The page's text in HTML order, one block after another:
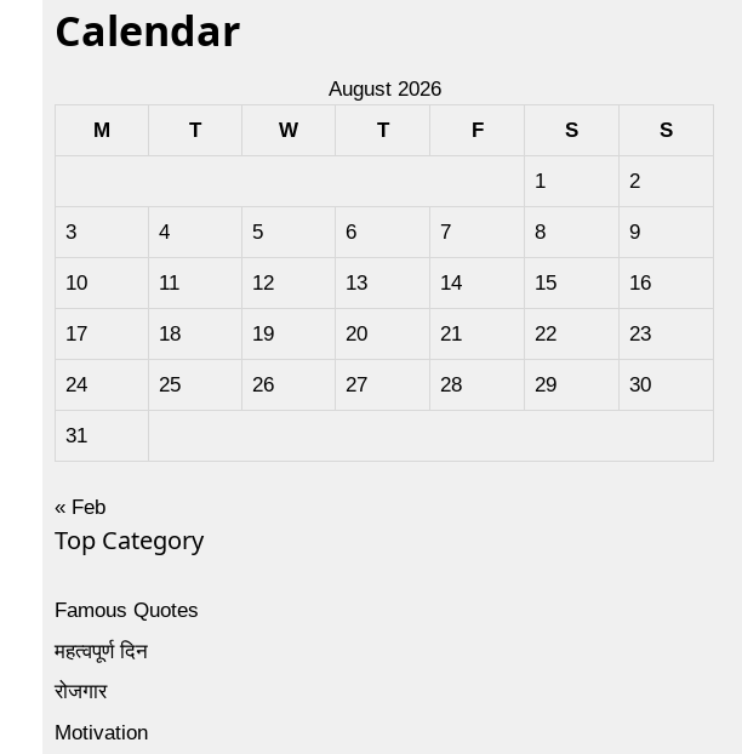
Calendar
August 2026
M
T W T F S S
1 2
3 4 5 6 7 8 9
10 11 12 13 14 15 16
17 18 19 20 21 22 23
24 25 26 27 28 29 30
31
« Feb
Top Category
Famous Quotes
महत्वपूर्ण दिन
रोजगार
Motivation